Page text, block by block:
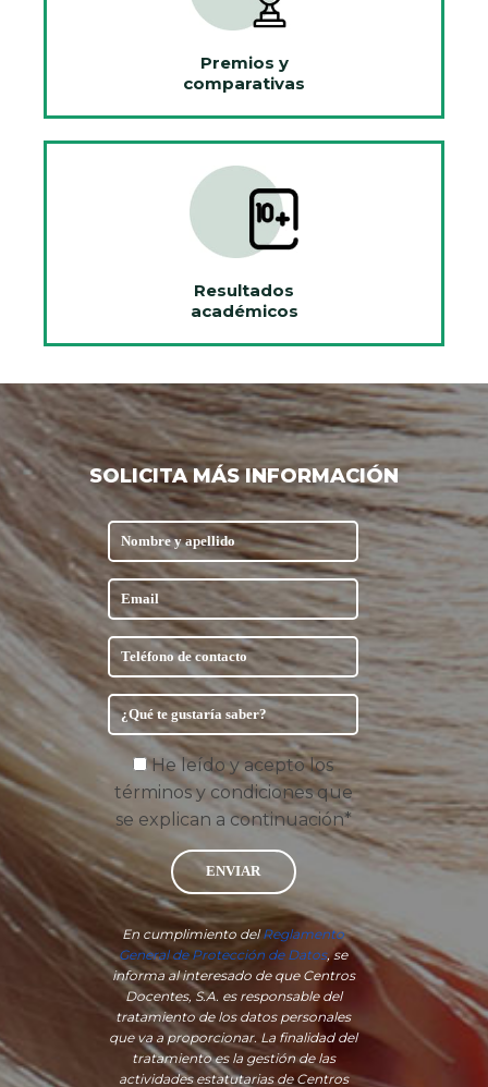
Premios y
comparativas
Resultados
académicos
SOLICITA MÁS INFORMACIÓN
He leído y acepto los
términos y condiciones que
se explican a continuación*
ENVIAR
En cumplimiento delReglamento
General de Protección de Datos, se
informa al interesado de que Centros
Docentes, S.A. es responsable del
tratamiento de los datos personales
que va a proporcionar. La finalidad del
tratamiento es la gestión de las
actividades estatutarias de Centros